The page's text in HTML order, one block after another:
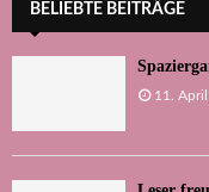
BELIEBTE BEITRÄGE
11.